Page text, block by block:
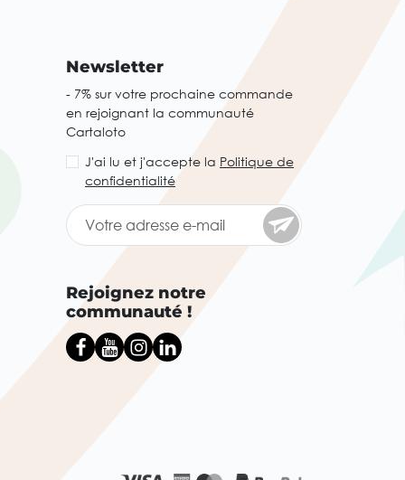
Newsletter
- 7% sur votre prochaine commande
en rejoignant la communauté
Cartaloto
J'ai lu et j'accepte la Politique de
confidentialité
Rejoignez notre
communauté !